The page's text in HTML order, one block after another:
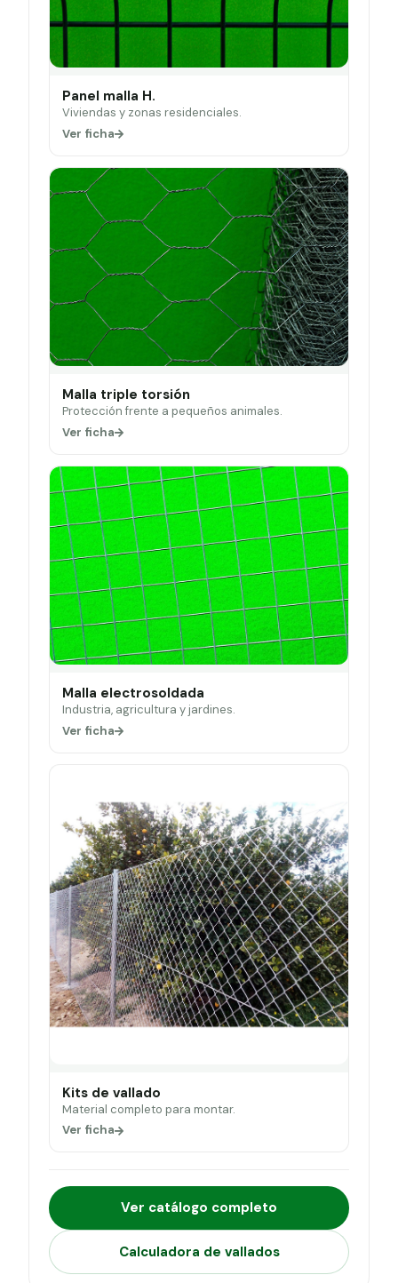
Panel malla H.
Viviendas y zonas residenciales.
Ver ficha
Malla triple torsión
Protección frente a pequeños animales.
Ver ficha
Malla electrosoldada
Industria, agricultura y jardines.
Ver ficha
Kits de vallado
Material completo para montar.
Ver ficha
Ver catálogo completo
Calculadora de vallados